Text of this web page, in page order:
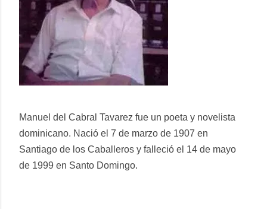
Manuel del Cabral Tavarez fue un poeta y novelista
dominicano. Nació el 7 de marzo de 1907 en
Santiago de los Caballeros y falleció el 14 de mayo
de 1999 en Santo Domingo.